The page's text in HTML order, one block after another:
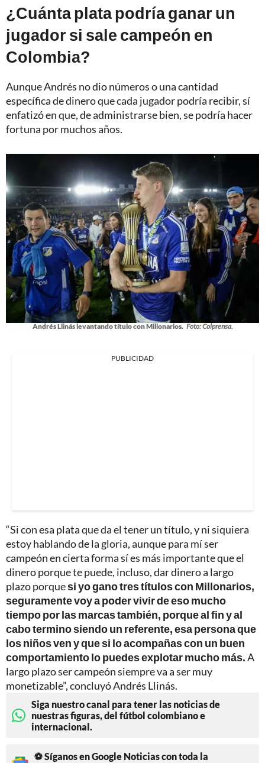
¿Cuánta plata podría ganar un
jugador si sale campeón en
Colombia?
Aunque Andrés no dio números o una cantidad
específica de dinero que cada jugador podría recibir, sí
enfatizó en que, de administrarse bien, se podría hacer
fortuna por muchos años.
Andrés Llinás levantando título con Millonarios. Foto: Colprensa.
PUBLICIDAD
“Si con esa plata que da el tener un título, y ni siquiera
estoy hablando de la gloria, aunque para mí ser
campeón en cierta forma sí es más importante que el
dinero porque te puede, incluso, dar dinero a largo
plazo porquesi yo gano tres títulos con Millonarios,
seguramente voy a poder vivir de eso mucho
tiempo por las marcas también, porque al fin y al
cabo termino siendo un referente, esa persona que
los niños ven y que si lo acompañas con un buen
comportamiento lo puedes explotar mucho más.A
largo plazo ser campeón siempre va a ser muy
monetizable”, concluyó Andrés Llinás.
Siga nuestro canal para tener las noticias de
nuestras figuras, del fútbol colombiano e
internacional.
⚽ Síganos en Google Noticias con toda la